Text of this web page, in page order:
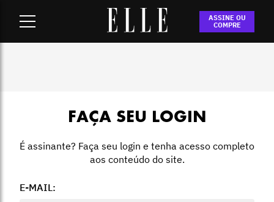
ASSINE OU
COMPRE
FAÇA SEU LOGIN
É assinante? Faça seu login e tenha acesso completo
aos conteúdo do site.
E-MAIL: